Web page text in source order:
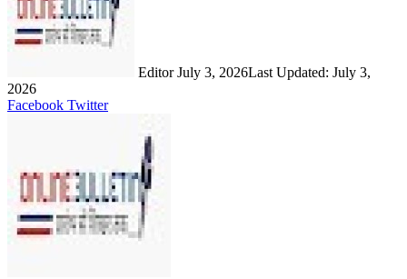
Editor July 3, 2026Last Updated: July 3,
2026
Facebook TwitterLinkedIn
Share
Print